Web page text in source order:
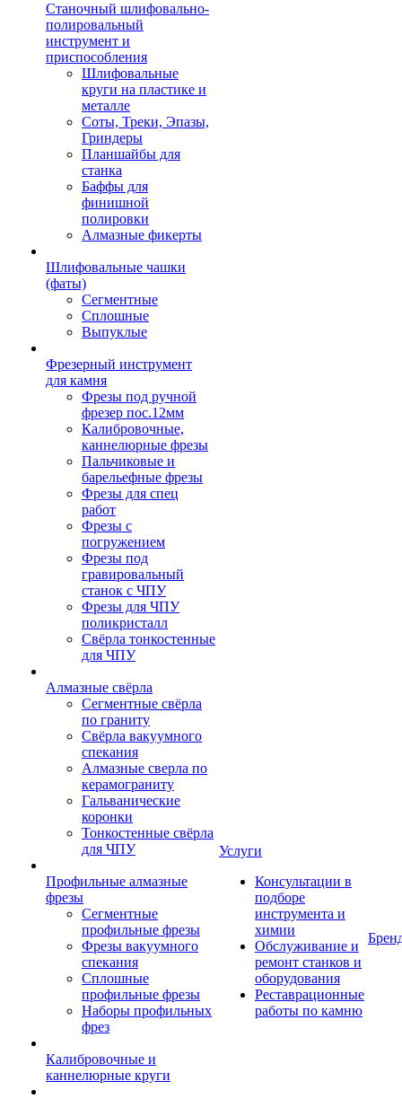
Станочный шлифовально-
полировальный
инструмент и
приспособления
Шлифовальные
круги на пластике и
металле
Соты, Треки, Эпазы,
Гриндеры
Планшайбы для
станка
Баффы для
финишной
полировки
Алмазные фикерты
Шлифовальные чашки
(фаты)
Сегментные
Сплошные
Выпуклые
Фрезерный инструмент
для камня
Фрезы под ручной
фрезер пос.12мм
Калибровочные,
каннелюрные фрезы
Пальчиковые и
барельефные фрезы
Фрезы для спец
работ
Фрезы с
погружением
Фрезы под
гравировальный
станок с ЧПУ
Фрезы для ЧПУ
поликристалл
Свёрла тонкостенные
для ЧПУ
Алмазные свёрла
Сегментные свёрла
по граниту
Свёрла вакуумного
спекания
Алмазные сверла по
керамограниту
Гальванические
коронки
Тонкостенные свёрла
для ЧПУ
Профильные алмазные
фрезы
Сегментные
профильные фрезы
Фрезы вакуумного
спекания
Сплошные
профильные фрезы
Наборы профильных
фрез
Калибровочные и
каннелюрные круги
Услуги
Консультации в
подборе
инструмента и
химии
Обслуживание и
ремонт станков и
оборудования
Реставрационные
работы по камню